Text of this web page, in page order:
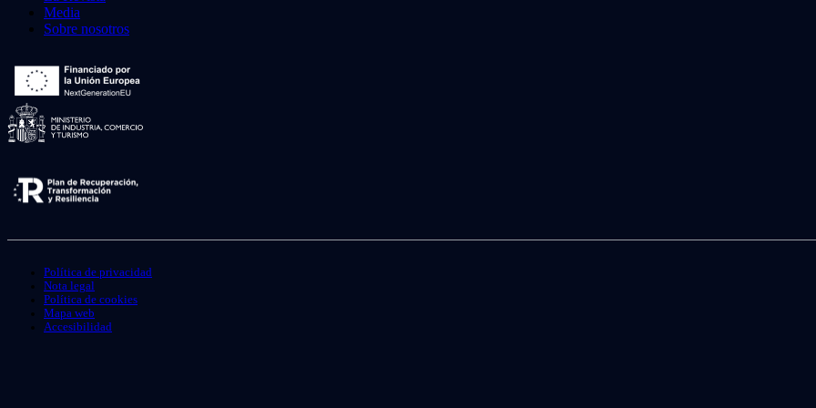
Media
Sobre nosotros
Política de privacidad
Nota legal
Política de cookies
Mapa web
Accesibilidad